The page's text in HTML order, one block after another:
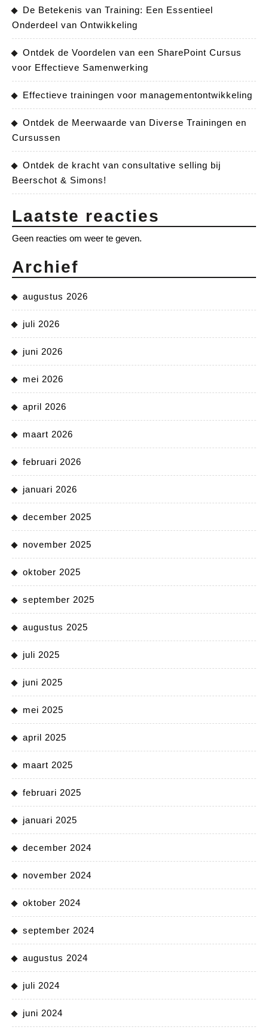
De Betekenis van Training: Een Essentieel
Onderdeel van Ontwikkeling
Ontdek de Voordelen van een SharePoint Cursus
voor Effectieve Samenwerking
Effectieve trainingen voor managementontwikkeling
Ontdek de Meerwaarde van Diverse Trainingen en
Cursussen
Ontdek de kracht van consultative selling bij
Beerschot & Simons!
Laatste reacties
Geen reacties om weer te geven.
Archief
augustus 2026
juli 2026
juni 2026
mei 2026
april 2026
maart 2026
februari 2026
januari 2026
december 2025
november 2025
oktober 2025
september 2025
augustus 2025
juli 2025
juni 2025
mei 2025
april 2025
maart 2025
februari 2025
januari 2025
december 2024
november 2024
oktober 2024
september 2024
augustus 2024
juli 2024
juni 2024